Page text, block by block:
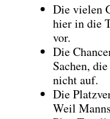
Die vie­len
hier in die
vor.
Die
Sachen,
nicht auf.
Die
Weil